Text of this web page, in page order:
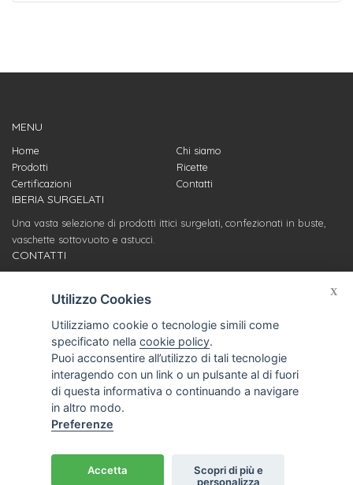
MENU
Home
Chi siamo
Prodotti
Ricette
Certificazioni
Contatti
IBERIA SURGELATI
Una vasta selezione di prodotti ittici surgelati, confezionati in buste,
vaschette sottovuoto e astucci.
CONTATTI
info@iberiasurgelati.com
Stabilimento di produzione
Ufficio acquisti e relazioni fornitori
T. (+39) 0721 969428
Via Litoranea, 389
61037 Marotta-Mondolfo (PU)
© Iberia S.r.l. - P.I. 00112200415 | Privacy|Informativa
Utilizzo Cookies
Utilizziamo cookie o tecnologie simili come
specificato nellacookie policy.
Puoi acconsentire all’utilizzo di tali tecnologie
interagendo con un link o un pulsante al di fuori
di questa informativa o continuando a navigare
in altro modo.
Preferenze
Accetta
X
Scopri di più e
personalizza